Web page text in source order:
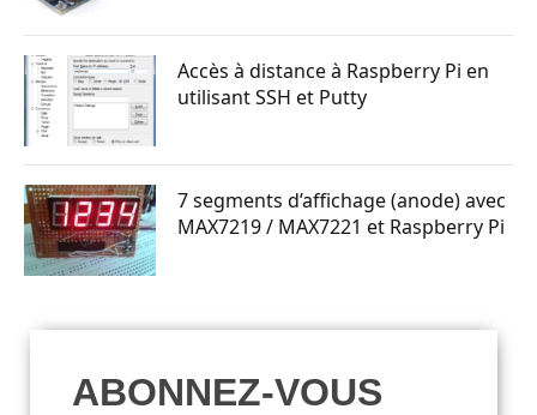
Accès à distance à Raspberry Pi en
utilisant SSH et Putty
7 segments d’affichage (anode) avec
MAX7219 / MAX7221 et Raspberry Pi
ABONNEZ-VOUS